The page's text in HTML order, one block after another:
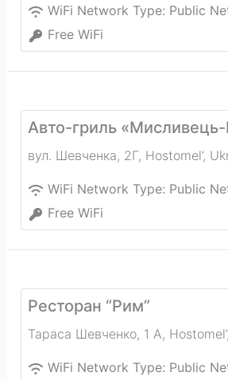
WiFi Network Type: Public
Free WiFi
Авто-гриль «Мисливець-
вул. Шевченка, 2Г, Hostomel’,
WiFi Network Type: Public
Free WiFi
Ресторан “Рим”
Тараса Шевченко, 1 А, Hostomel’,
WiFi Network Type: Public